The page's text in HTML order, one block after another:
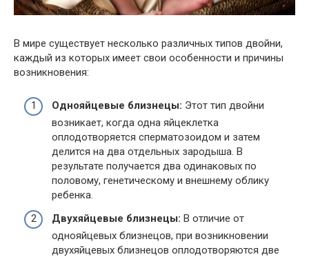
В мире существует несколько различных типов двойни,
каждый из которых имеет свои особенности и причины
возникновения:
Однояйцевые близнецы: Этот тип двойни
возникает, когда одна яйцеклетка
оплодотворяется сперматозоидом и затем
делится на два отдельных зародыша. В
результате получается два одинаковых по
половому, генетическому и внешнему облику
ребенка.
Двухяйцевые близнецы: В отличие от
однояйцевых близнецов, при возникновении
двухяйцевых близнецов оплодотворяются две